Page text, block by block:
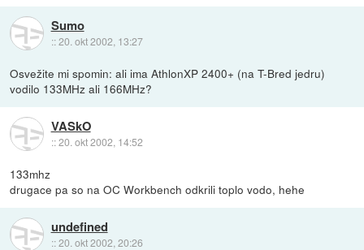
Sumo
::20. okt 2002, 13:27
Osvežite mi spomin: ali ima AthlonXP 2400+ (na T-Bred jedru)
vodilo 133MHz ali 166MHz?
VASkO
::20. okt 2002, 14:52
133mhz
drugace pa so na OC Workbench odkrili toplo vodo, hehe
undefined
::20. okt 2002, 20:26